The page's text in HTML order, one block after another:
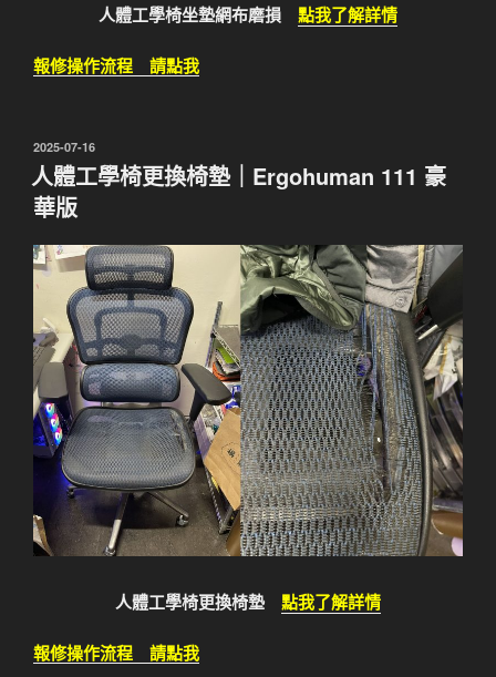
人體工學椅坐墊網布磨損 點我了解詳情
報修操作流程 請點我
發
佈
於
2025-07-16
人體工學椅更換椅墊｜Ergohuman 111 豪
華版
人體工學椅更換椅墊 點我了解詳情
報修操作流程 請點我